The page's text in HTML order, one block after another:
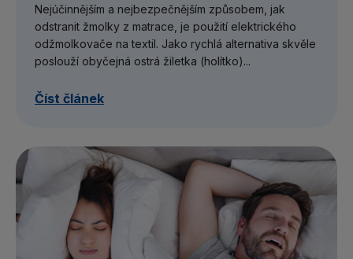
Nejúčinnějším a nejbezpečnějším způsobem, jak
odstranit žmolky z matrace, je použití elektrického
odžmolkovače na textil. Jako rychlá alternativa skvěle
poslouží obyčejná ostrá žiletka (holítko)...
Číst článek